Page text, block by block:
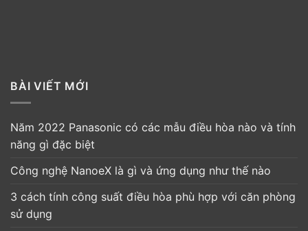
BÀI VIẾT MỚI
Năm 2022 Panasonic có các mẫu điều hòa nào và tính
năng gì đặc biệt
Công nghệ NanoeX là gì và ứng dụng như thế nào
3 cách tính công suất điều hòa phù hợp với căn phòng
sử dụng